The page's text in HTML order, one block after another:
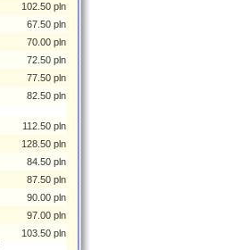
102.50 pln
67.50 pln
70.00 pln
72.50 pln
77.50 pln
82.50 pln
112.50 pln
128.50 pln
84.50 pln
87.50 pln
90.00 pln
97.00 pln
103.50 pln